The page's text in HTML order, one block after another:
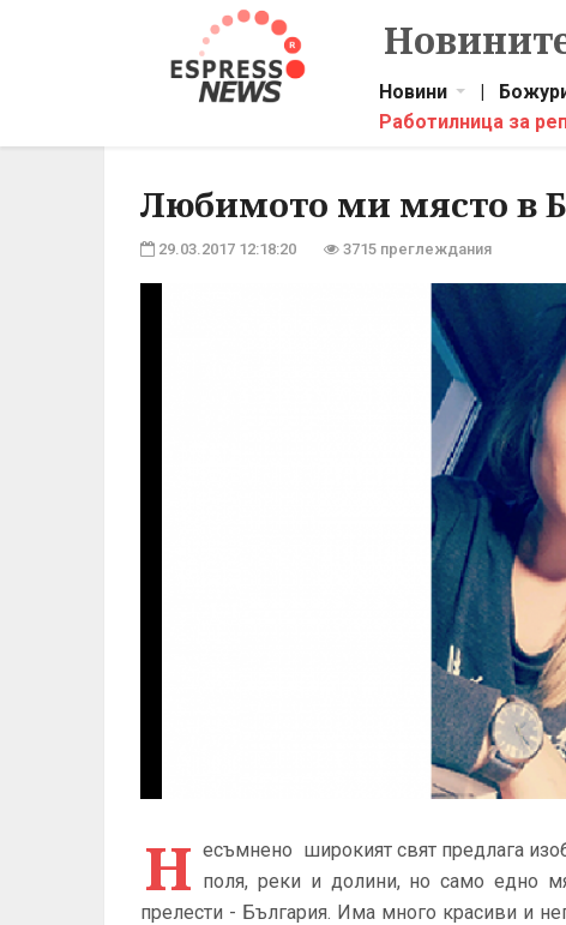
Новини |
Работилница за
Любимото ми място в
29.03.2017 12:18:20 3715 преглеждания
Н есъмнено широкият свят предлага
поля, реки и долини, но само едно
прелести - България. Има много красиви и